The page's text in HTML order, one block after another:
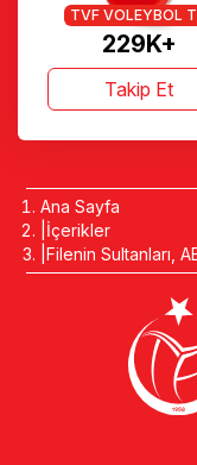
229K+
TVF VOLEYBOL
Takip Et
Ana Sayfa
İçerikler
Filenin Sultanları,